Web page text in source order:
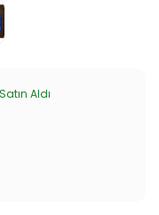
Aldı